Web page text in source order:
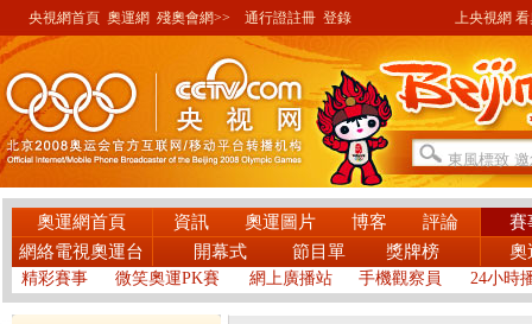
央視網首頁 奧運網 殘奧會網>> 通行證註冊 登錄 上央視網 看奧
奧運網首頁 資訊 奧運圖片 博客 評論
賽
網絡電視奧運台
開幕式 節目單 獎牌榜 奧
精彩賽事 微笑奧運PK賽 網上廣播站 手機觀察員 24小時